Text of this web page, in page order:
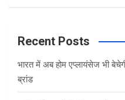
a
c
Recent Posts
भारत में अब होम एप्लायंसेज भी
ब्रांड